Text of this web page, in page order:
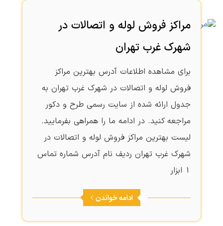
مراکز فروش لوله و اتصالات در
شهرک غرب تهران
برای مشاهده اطلاعات آدرس بهترین مراکز
فروش لوله و اتصالات در شهرک غرب تهران به
جدول ارائه شده از سایت رسمی طرح و دکور
مراجعه کنید. در ادامه ما را همراهی بفرمایید.
لیست بهترین مراکز فروش لوله و اتصالات در
شهرک غرب تهران ردیف نام آدرس شماره تماس
1 ابزار
ادامه خواندن